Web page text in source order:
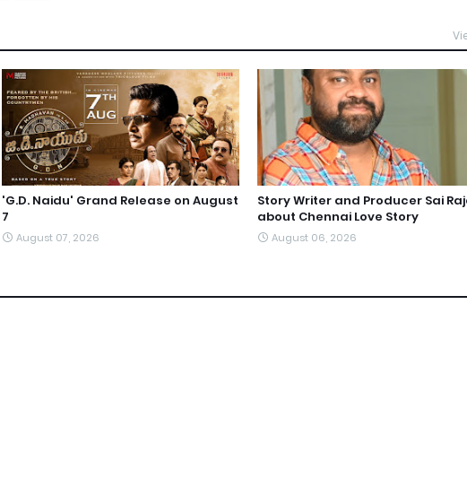
'G.D. Naidu' Grand Release on August
7
August 07, 2026
Story Writer and Producer Sai
about Chennai Love Story
August 06, 2026